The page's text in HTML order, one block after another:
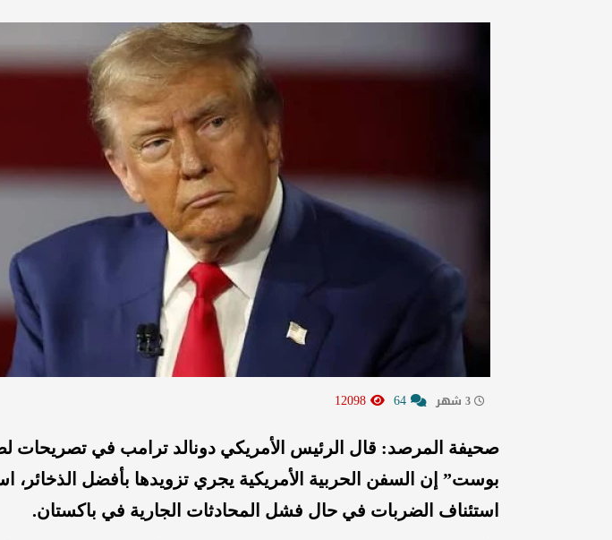
صحيفة المرصد: قال الرئيس الأمريكي دونالد ترامب في تصريحات
بوست” إن السفن الحربية الأمريكية يجري تزويدها بأفضل الذخائر،
استئناف الضربات في حال فشل المحادثات الجارية في باكستان.